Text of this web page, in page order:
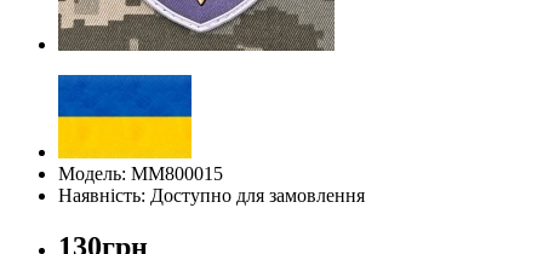
Модель: ММ800015
Наявність: Доступно для замовлення
130грн